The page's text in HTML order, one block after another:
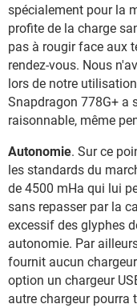
spécialement pour la
profite de la charge
pas à rougir face aux
rendez-vous. Nous
lors de notre
Snapdragon 778G+ a
raisonnable, même
Autonomie. Sur ce
les standards du
de 4500 mHa qui lui
sans repasser par la
excessif des glyphes
autonomie. Par
fournit aucun
option un chargeur
autre chargeur